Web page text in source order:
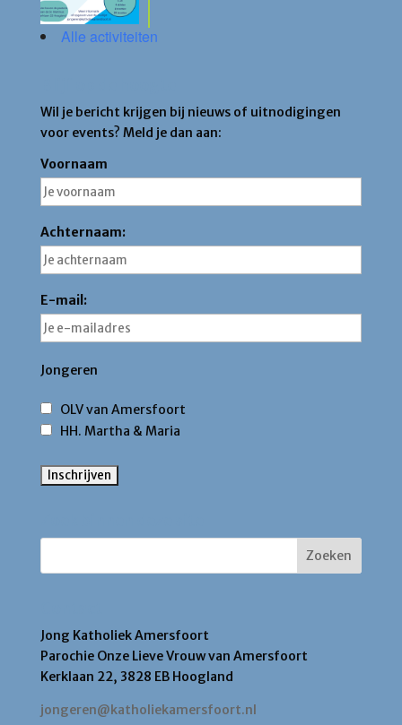
Alle activiteiten
Wil je bericht krijgen bij nieuws of uitnodigingen
voor events? Meld je dan aan:
Voornaam
Achternaam:
E-mail:
Jongeren
OLV van Amersfoort
HH. Martha & Maria
Jong Katholiek Amersfoort
Parochie Onze Lieve Vrouw van Amersfoort
Kerklaan 22, 3828 EB Hoogland
jongeren@katholiekamersfoort.nl